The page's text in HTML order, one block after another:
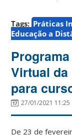
Tags: Práticas
Educação a
Virtual da
para
27/01/2021 11:25
De 23 de